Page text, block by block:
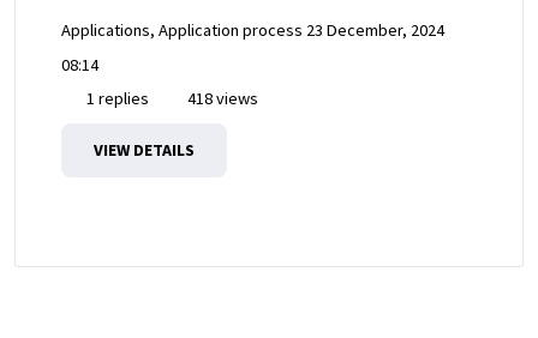
Applications, Application process 23 December, 2024
08:14
1 replies
418 views
VIEW DETAILS